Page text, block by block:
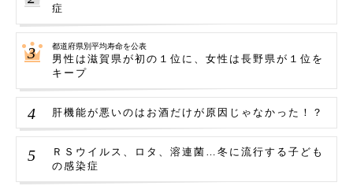
症
都道府県別平均寿命を公表
男性は滋賀県が初の１位に、女性は長野県が１位を
キープ
肝機能が悪いのはお酒だけが原因じゃなかった！？
ＲＳウイルス、ロタ、溶連菌…冬に流行する子ども
の感染症